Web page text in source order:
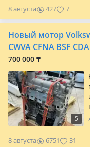
8 августа 427 7
Новый мотор
CWVA CFNA BSF
700 000 ₸
5
8 августа 6751 31